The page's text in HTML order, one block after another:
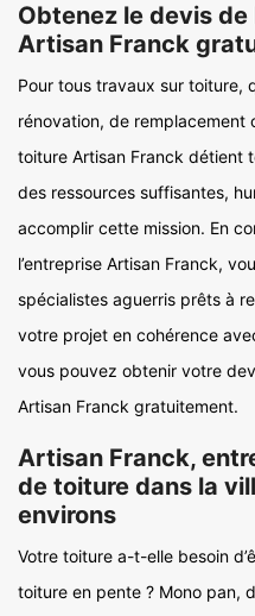
Obtenez le devis
Artisan Franck
Pour tous travaux sur toiture,
rénovation, de remplacement
toiture Artisan Franck détient
des ressources suffisantes,
accomplir cette mission. En
l’entreprise Artisan Franck,
spécialistes aguerris prêts à
votre projet en cohérence
vous pouvez obtenir votre
Artisan Franck gratuitement.
Artisan Franck,
de toiture dans la
environs
Votre toiture a-t-elle besoin
toiture en pente ? Mono pan,